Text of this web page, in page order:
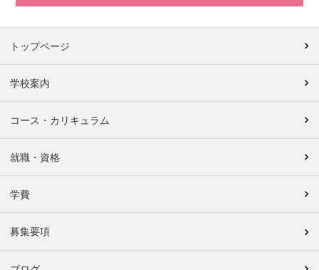
トップページ
学校案内
コース・カリキュラム
就職・資格
学費
募集要項